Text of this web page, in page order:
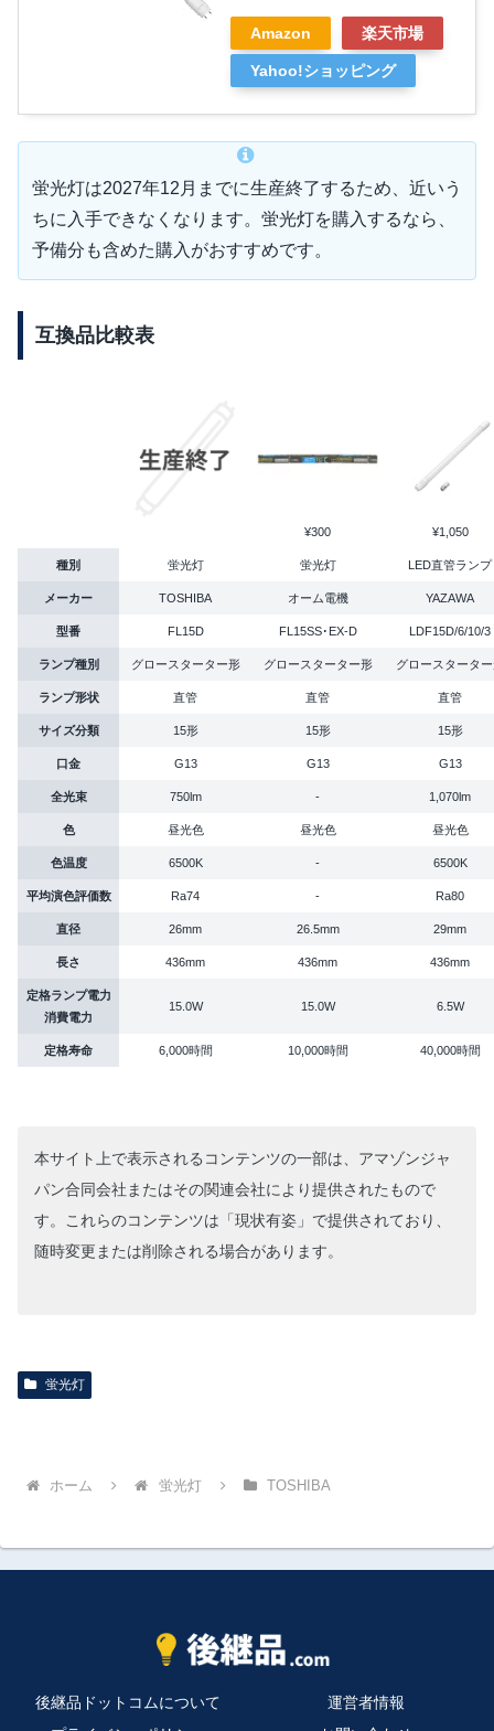
Amazon 楽天市場
Yahoo!ショッピング
蛍光灯は2027年12月までに生産終了するため、近いう
ちに入手できなくなります。蛍光灯を購入するなら、
予備分も含めた購入がおすすめです。
互換品比較表
¥300 ¥1,050
種別 蛍光灯 蛍光灯 LED直管ランプ
メーカー TOSHIBA オーム電機 YAZAWA
型番 FL15D FL15SS･EX-D LDF15D/6/10/3
ランプ種別 グロースターター形 グロースターター形 グロースタータ
ランプ形状 直管 直管 直管
サイズ分類 15形 15形 15形
口金 G13 G13 G13
全光束 750lm - 1,070lm
色 昼光色 昼光色 昼光色
色温度 6500K - 6500K
平均演色評価数 Ra74 - Ra80
直径 26mm 26.5mm 29mm
長さ 436mm 436mm 436mm
定格ランプ電力
消費電力
15.0W 15.0W 6.5W
定格寿命 6,000時間 10,000時間 40,000時間
本サイト上で表示されるコンテンツの一部は、アマゾンジャ
パン合同会社またはその関連会社により提供されたもので
す。これらのコンテンツは「現状有姿」で提供されており、
随時変更または削除される場合があります。
蛍光灯
ホーム 蛍光灯 TOSHIBA
後継品ドットコムについて
運営者情報